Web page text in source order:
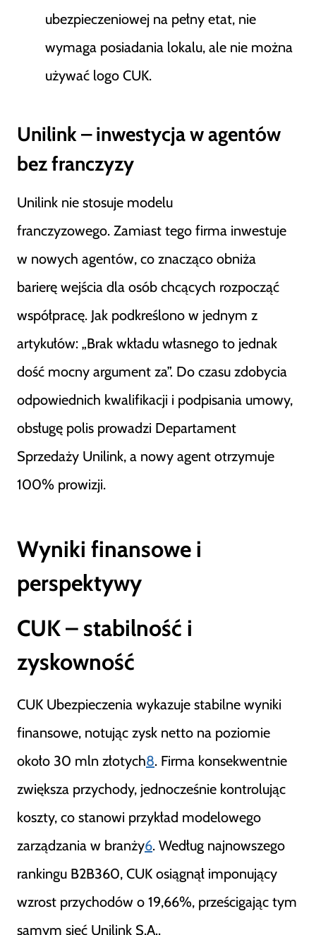
ubezpieczeniowej na pełny etat, nie
wymaga posiadania lokalu, ale nie można
używać logo CUK.
Unilink – inwestycja w agentów
bez franczyzy
Unilink nie stosuje modelu
franczyzowego. Zamiast tego firma inwestuje
w nowych agentów, co znacząco obniża
barierę wejścia dla osób chcących rozpocząć
współpracę. Jak podkreślono w jednym z
artykułów: „Brak wkładu własnego to jednak
dość mocny argument za”. Do czasu zdobycia
odpowiednich kwalifikacji i podpisania umowy,
obsługę polis prowadzi Departament
Sprzedaży Unilink, a nowy agent otrzymuje
100% prowizji.
Wyniki finansowe i
perspektywy
CUK – stabilność i
zyskowność
CUK Ubezpieczenia wykazuje stabilne wyniki
finansowe, notując zysk netto na poziomie
około 30 mln złotych8. Firma konsekwentnie
zwiększa przychody, jednocześnie kontrolując
koszty, co stanowi przykład modelowego
zarządzania w branży6. Według najnowszego
rankingu B2B360, CUK osiągnął imponujący
wzrost przychodów o 19,66%, prześcigając tym
samym sieć Unilink S.A..